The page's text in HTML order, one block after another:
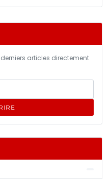
articles directement